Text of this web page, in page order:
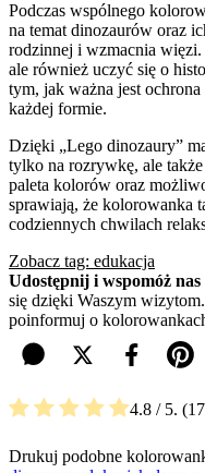
Podczas wspólnego
na temat dinozaurów oraz
rodzinnej i wzmacnia
ale również uczyć się o
tym, jak ważna jest
każdej formie.
Dzięki „Lego dinozaury”
tylko na rozrywkę, ale
paleta kolorów oraz
sprawiają, że kolorowanka
codziennych chwilach
Zobacz tag: edukacja
Udostępnij i wspomóż nas
się dzięki Waszym
poinformuj o
4.8 / 5. 17
Drukuj podobne